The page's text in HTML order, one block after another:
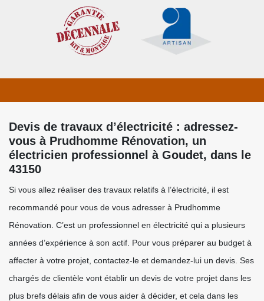
Devis de travaux d’électricité : adressez-
vous à Prudhomme Rénovation, un
électricien professionnel à Goudet, dans le
43150
Si vous allez réaliser des travaux relatifs à l’électricité, il est
recommandé pour vous de vous adresser à Prudhomme
Rénovation. C’est un professionnel en électricité qui a plusieurs
années d’expérience à son actif. Pour vous préparer au budget à
affecter à votre projet, contactez-le et demandez-lui un devis. Ses
chargés de clientèle vont établir un devis de votre projet dans les
plus brefs délais afin de vous aider à décider, et cela dans les